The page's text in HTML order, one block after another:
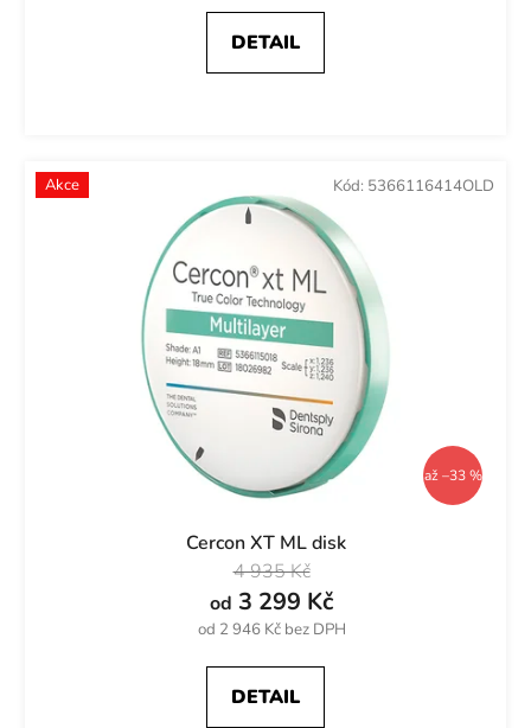
DETAIL
Akce
až –33 %
Cercon XT ML disk
od 2 946 Kč bez DPH
od 3 299 Kč
4 935 Kč
DETAIL
Kód: 5366116414OLD